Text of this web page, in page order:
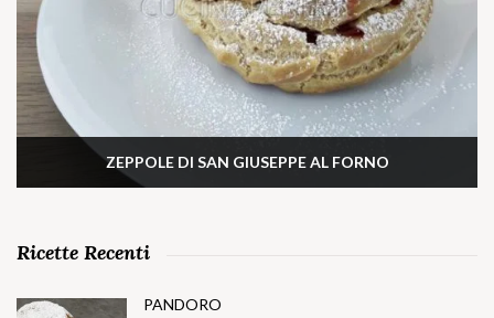
ZEPPOLE DI SAN GIUSEPPE AL FORNO
Ricette Recenti
PANDORO